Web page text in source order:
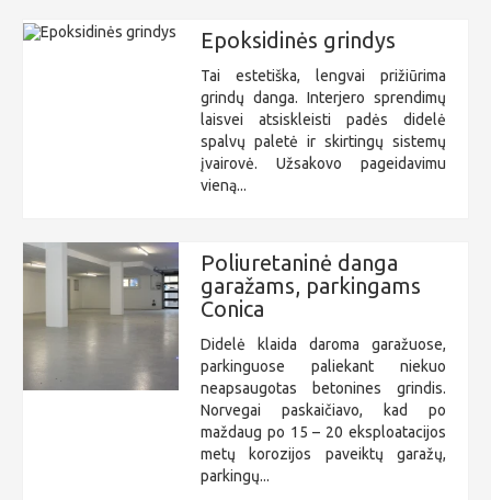
Epoksidinės grindys
Tai estetiška, lengvai prižiūrima
grindų danga. Interjero sprendimų
laisvei atsiskleisti padės didelė
spalvų paletė ir skirtingų sistemų
įvairovė. Užsakovo pageidavimu
vieną...
Poliuretaninė danga
garažams, parkingams
Conica
Didelė klaida daroma garažuose,
parkinguose paliekant niekuo
neapsaugotas betonines grindis.
Norvegai paskaičiavo, kad po
maždaug po 15 – 20 eksploatacijos
metų korozijos paveiktų garažų,
parkingų...